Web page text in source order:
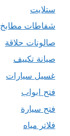
ستلايت
شفاطات مطابخ
صالونات حلاقة
صيانة تكييف
غسيل سيارات
فتح ابواب
فتح سيارة
فلاتر مياه